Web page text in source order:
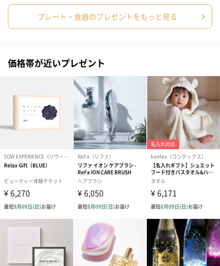
のしカード
※のし下はご記入いただけません。
※カードのデザインは一部変更する場合があります。
祝）（110円）
出産祝い（御出産御
祝）（110円）
内祝い_蝶結
生花
生花のブーケを同梱します。
※9-15時にご注文いただく場合、最短のお届け可能日が通常より
も1日遅くなります。
プレート・食器のプレゼントをもっと見る
価格帯が近いプレゼント